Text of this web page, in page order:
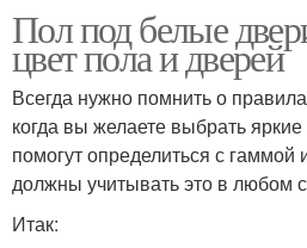
Пол под белые
цвет пола и дверей
Всегда нужно помнить о
когда вы желаете выбрать
помогут определиться с гаммой
должны учитывать это в любом
Итак: